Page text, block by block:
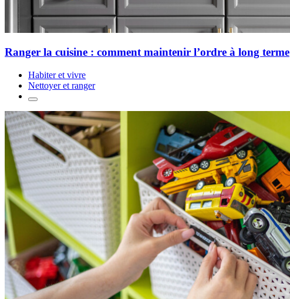
Ranger la cuisine : comment maintenir l’ordre à long terme
Habiter et vivre
Nettoyer et ranger